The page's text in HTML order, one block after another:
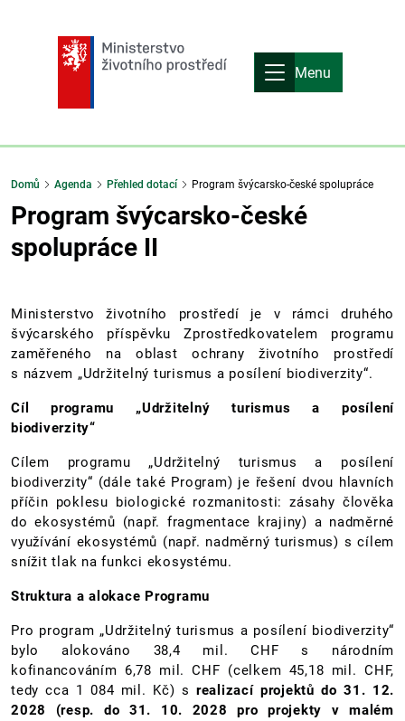
Menu
Domů Agenda Přehled dotací Program švýcarsko-české spolupráce
Program švýcarsko-české
spolupráce II
Ministerstvo životního prostředí je v rámci druhého
švýcarského příspěvku Zprostředkovatelem programu
zaměřeného na oblast ochrany životního prostředí
s názvem „Udržitelný turismus a posílení biodiverzity“.
Cíl programu „Udržitelný turismus a posílení
biodiverzity“
Cílem programu „Udržitelný turismus a posílení
biodiverzity“ (dále také Program) je řešení dvou hlavních
příčin poklesu biologické rozmanitosti: zásahy člověka
do ekosystémů (např. fragmentace krajiny) a nadměrné
využívání ekosystémů (např. nadměrný turismus) s cílem
snížit tlak na funkci ekosystému.
Struktura a alokace Programu
Pro program „Udržitelný turismus a posílení biodiverzity“
bylo alokováno 38,4 mil. CHF s národním
kofinancováním 6,78 mil. CHF (celkem 45,18 mil. CHF,
tedy cca 1 084 mil. Kč) s realizací projektů do 31. 12.
2028 (resp. do 31. 10. 2028 pro projekty v malém